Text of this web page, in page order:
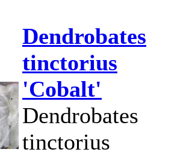
Dendrobates
tinctorius
'Cobalt'
Dendrobates
tinctorius